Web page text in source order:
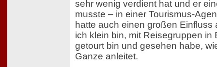
sehr wenig verdient hat und er
musste – in einer Tourismus-
hatte auch einen großen Einfluss
ich klein bin, mit Reisegruppen in
getourt bin und gesehen habe,
Ganze anleitet.